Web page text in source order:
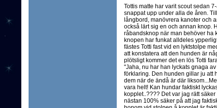
Tottis matte har varit scout sedan
snappat upp under alla de åren.
långbord, manövrera kanoter och
också lärt sig en och annan knop.
råbandsknop när man behöver ha
knopen har funkat alldeles
fästes Totti fast vid en lyktstolpe
att konstatera att den hunden är
plötsligt kommer det en lös Totti
"Jaha, nu har han lyckats gnaga
förklaring. Den hunden gillar ju att
dem när de ändå är där
vara helt! Kan hundar faktiskt
kopplet..???? Det var jag rätt
nästan 100% säker på att jag